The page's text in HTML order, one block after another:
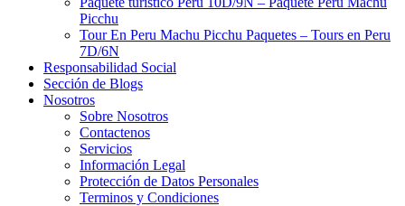
Picchu
Tour En Peru Machu Picchu Paquetes – Tours en Peru
7D/6N
Responsabilidad Social
Sección de Blogs
Nosotros
Sobre Nosotros
Contactenos
Servicios
Información Legal
Protección de Datos Personales
Terminos y Condiciones